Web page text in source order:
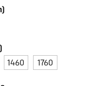
1460 1760